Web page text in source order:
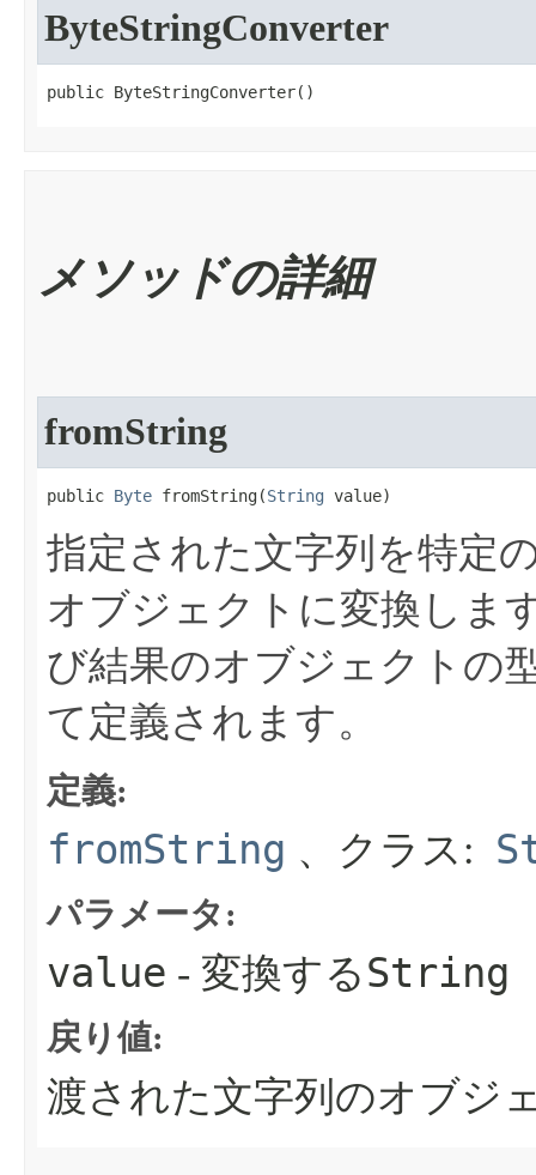
ByteStringConverter
public ByteStringConverter​()
メソッドの詳細
fromString
public Byte fromString​(String value)
指定された文字列を特定
オブジェクトに変換しま
び結果のオブジェクトの
て定義されます。
定義:
fromString 、クラス:
パラメータ:
value - 変換するString
戻り値:
渡された文字列のオブジ